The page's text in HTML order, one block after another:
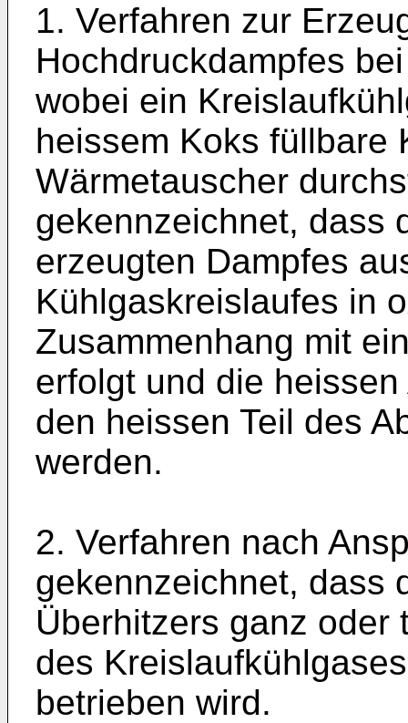
1. Verfahren zur
Hochdruckdampfes
wobei ein
heissem Koks füllbare
Wärmetauscher
gekennzeichnet, dass
erzeugten Dampfes
Kühlgaskreislaufes in
Zusammenhang mit
erfolgt und die
den heissen Teil des
werden.
2. Verfahren nach
gekennzeichnet, dass
Überhitzers ganz oder
des
betrieben wird.